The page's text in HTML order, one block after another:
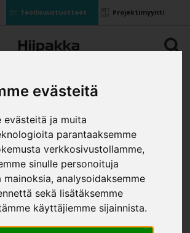
evästeitä
evästeitä ja muita
parantaaksemme
verkkosivustollamme,
sinulle personoituja
mainoksia, analysoidaksemme
sekä lisätäksemme
käyttäjiemme sijainnista.
Teollisuustuotteet Projektimyynti
K101 VALK., 2-
» Levytuotteet» Kovalevyt ja
Taustalevy K101 valk., 2-puol.